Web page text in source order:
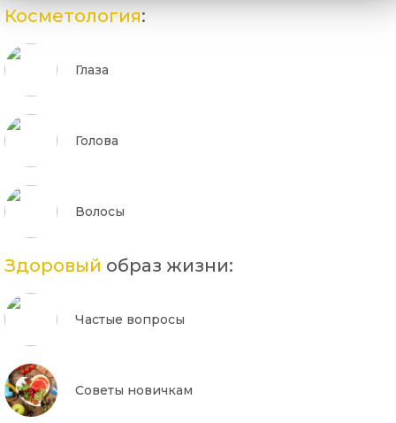
Косметология:
Глаза
Голова
Волосы
Здоровый образ жизни:
Частые вопросы
Советы новичкам